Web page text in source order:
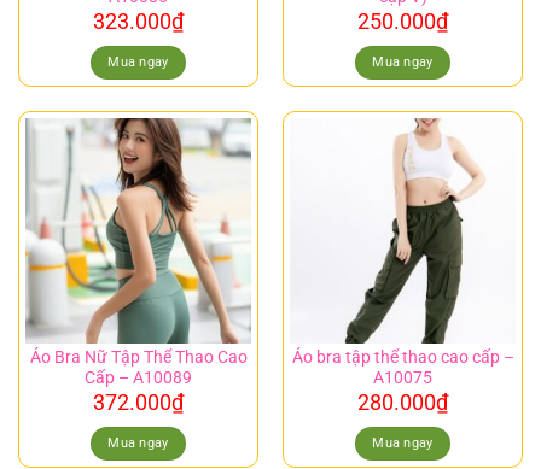
323.000₫
Mua ngay
250.000₫
Mua ngay
Áo Bra Nữ Tập Thể Thao Cao
Cấp – A10089
372.000₫
Mua ngay
Áo bra tập thể thao cao cấp –
A10075
280.000₫
Mua ngay